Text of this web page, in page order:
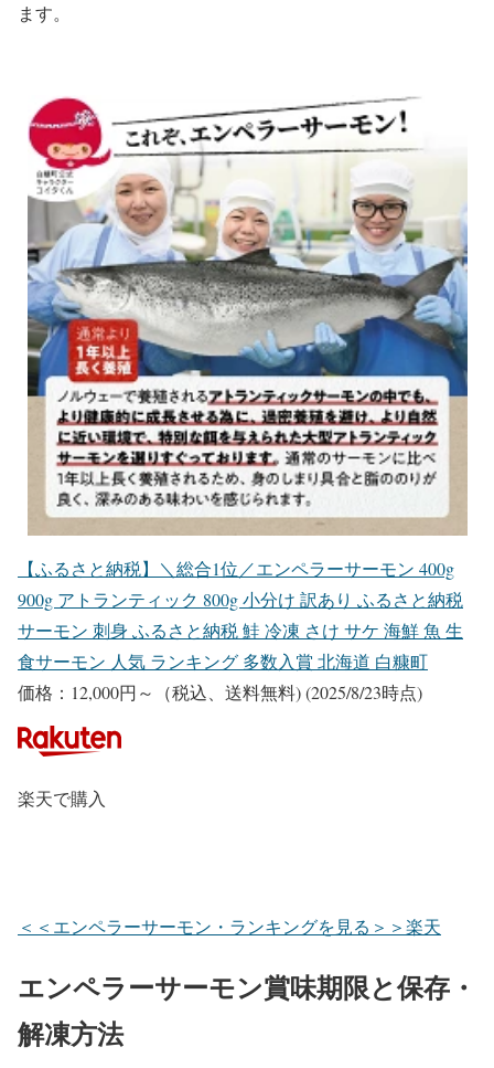
ます。
【ふるさと納税】＼総合1位／エンペラーサーモン 400g
900g アトランティック 800g 小分け 訳あり ふるさと納税
サーモン 刺身 ふるさと納税 鮭 冷凍 さけ サケ 海鮮 魚 生
食サーモン 人気 ランキング 多数入賞 北海道 白糠町
価格：12,000円～（税込、送料無料)(2025/8/23時点)
楽天で購入
＜＜エンペラーサーモン・ランキングを見る＞＞楽天
エンペラーサーモン賞味期限と保存・
解凍方法